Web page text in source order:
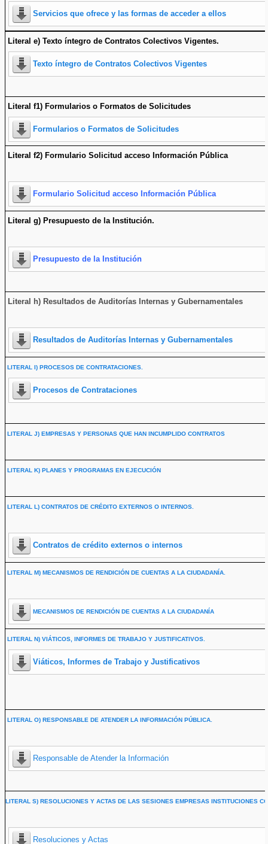
Servicios que ofrece y las formas de acceder a ellos
Literal e) Texto íntegro de Contratos Colectivos Vigentes.
Texto íntegro de Contratos Colectivos Vigentes
Literal f1) Formularios o Formatos de Solicitudes
Formularios o Formatos de Solicitudes
Literal f2) Formulario Solicitud acceso Información Pública
Formulario Solicitud acceso Información Pública
Literal g) Presupuesto de la Institución.
Presupuesto de la Institución
Literal h) Resultados de Auditorías Internas y Gubernamentales
Resultados de Auditorías Internas y Gubernamentales
LITERAL I) PROCESOS DE CONTRATACIONES.
Procesos de Contrataciones
LITERAL J) EMPRESAS Y PERSONAS QUE HAN INCUMPLIDO CONTRATOS
LITERAL K) PLANES Y PROGRAMAS EN EJECUCIÓN
LITERAL L) CONTRATOS DE CRÉDITO EXTERNOS O INTERNOS.
Contratos de crédito externos o internos
LITERAL M) MECANISMOS DE RENDICIÓN DE CUENTAS A LA CIUDADANÍA.
MECANISMOS DE RENDICIÓN DE CUENTAS A LA CIUDADANÍA
LITERAL N) VIÁTICOS, INFORMES DE TRABAJO Y JUSTIFICATIVOS.
Viáticos, Informes de Trabajo y Justificativos
LITERAL O) RESPONSABLE DE ATENDER LA INFORMACIÓN PÚBLICA.
Responsable de Atender la Información
LITERAL S) RESOLUCIONES Y ACTAS DE LAS SESIONES EMPRESAS INSTITUCIONES
Resoluciones y Actas